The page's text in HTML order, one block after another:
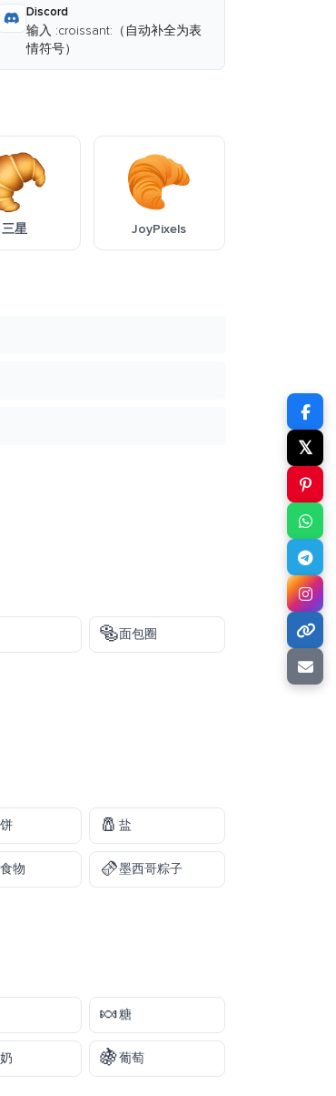
Discord
输入 :croissant:（自动补全为表
情符号）
三星 JoyPixels
🥯面包圈
🧂 盐
物 🫔墨西哥粽子
🍬糖
🍇葡萄
𝕏